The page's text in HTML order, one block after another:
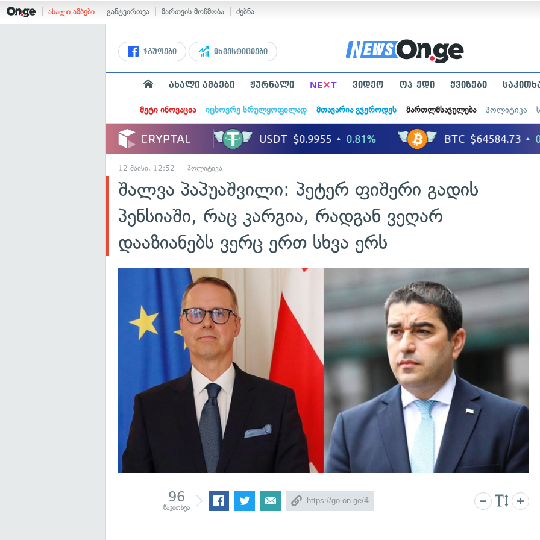
ახალი ამბები განტვირთვა მართვის მოწმობა ძებნა
ჯგუფები ინვესტიციები
ახალი ამბები ჟურნალი NE×T ვიდეო ოპ-ედი ქვიზები
მეტი ინოვაცია იცხოვრე სრულყოფილად მთავარია გჯეროდეს მართლმსაჯულება პოლიტიკა
12 მაისი, 12:52 პოლიტიკა
შალვა პაპუაშვილი: პეტერ ფიშერი გადის
პენსიაში, რაც კარგია, რადგან ვეღარ
დააზიანებს ვერც ერთ სხვა ერს
96
წაკითხვა